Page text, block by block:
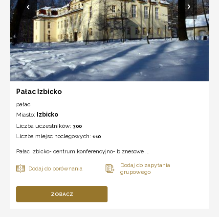
Pałac Izbicko
pałac
Miasto: Izbicko
Liczba uczestników: 300
Liczba miejsc noclegowych: 110
Pałac Izbicko- centrum konferencyjno- biznesowe ...
ZOBACZ